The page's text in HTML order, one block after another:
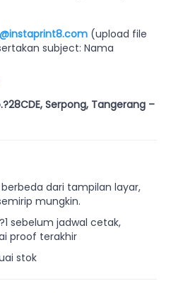
(upload file
subject: Nama
Serpong, Tangerang –
dari tampilan layar,
mungkin.
sebelum jadwal cetak,
proof terakhir
stok